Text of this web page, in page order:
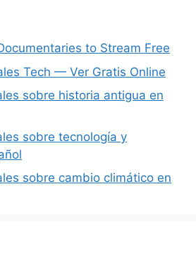
to Stream Free
Tech — Ver Gratis Online
sobre historia antigua en
sobre tecnología y
sobre cambio climático en